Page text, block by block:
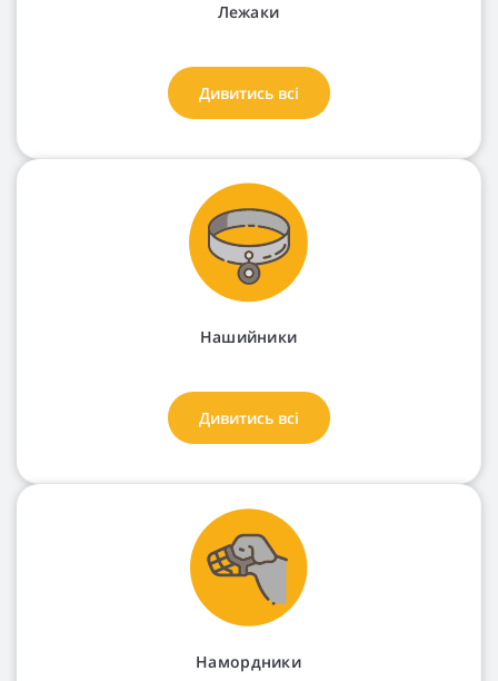
Лежаки
Дивитись всі
Нашийники
Дивитись всі
Намордники